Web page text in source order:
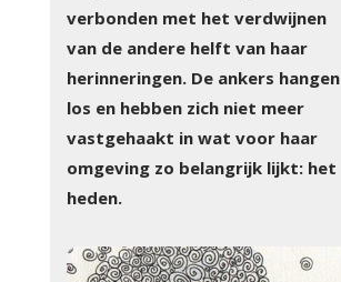
verbonden met het verdwijnen
van de andere helft van haar
herinneringen. De ankers hangen
los en hebben zich niet meer
vastgehaakt in wat voor haar
omgeving zo belangrijk lijkt: het
heden.